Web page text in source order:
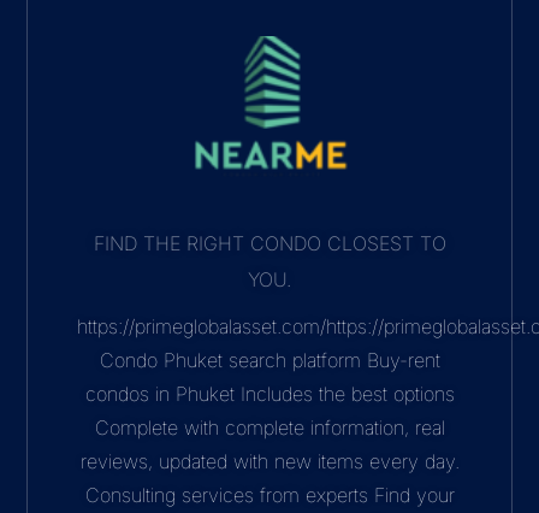
FIND THE RIGHT CONDO CLOSEST TO
YOU.
https://primeglobalasset.com/https://
Condo Phuket search platform Buy-rent
condos in Phuket Includes the best options
Complete with complete information, real
reviews, updated with new items every day.
Consulting services from experts Find your